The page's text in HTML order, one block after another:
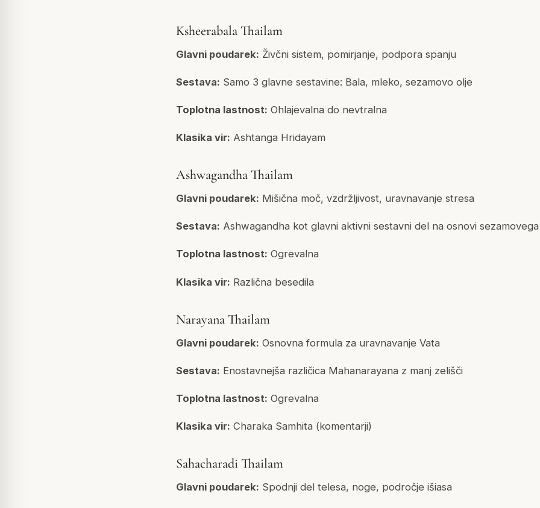
Ksheerabala Thailam
Glavni poudarek: Živčni sistem, pomirjanje, podpora spanju
Sestava: Samo 3 glavne sestavine: Bala, mleko, sezamovo olje
Toplotna lastnost: Ohlajevalna do nevtralna
Klasika vir: Ashtanga Hridayam
Ashwagandha Thailam
Glavni poudarek: Mišična moč, vzdržljivost, uravnavanje stresa
Sestava: Ashwagandha kot glavni aktivni sestavni del na osnovi
Toplotna lastnost: Ogrevalna
Klasika vir: Različna besedila
Narayana Thailam
Glavni poudarek: Osnovna formula za uravnavanje Vata
Sestava: Enostavnejša različica Mahanarayana z manj zelišči
Toplotna lastnost: Ogrevalna
Klasika vir: Charaka Samhita (komentarji)
Sahacharadi Thailam
Glavni poudarek: Spodnji del telesa, noge, področje išiasa